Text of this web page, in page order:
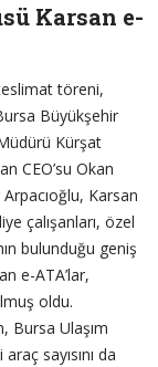
Karsan e-
töreni,
Büyükşehir
Kürşat
CEO’su Okan
Karsan
çalışanları, özel
bulunduğu geniş
e-ATA’lar,
oldu.
Bursa Ulaşım
sayısını da